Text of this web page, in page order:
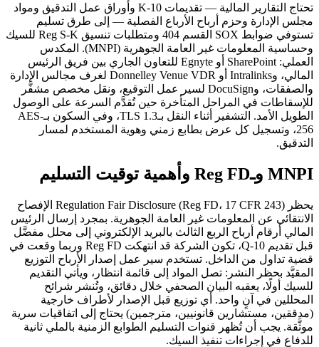
تحتاج التقارير المالية — تقديمات 10-K وأوراق عمل التدقيق ومواد
مجلس الإدارة وحزم أرباح الأرباع الفصلية — إلى طرق تسليم
تستوفي ضوابط SOX القسم 404 ومتطلبات تنسيق Reg S-K للسيك
وحساسية المعلومات غير العامة الجوهرية (MNPI). المكدس
العملي: SharePoint أو Egnyte للتعاون الجاري بين فريق الرئيس
المالي، وIntralinks أو Donnelley Venue VDR لغرف مجالس الإدارة
والصفقات، وDocuSign لسير عمل التوقيع، ونقل مخصص مشفَّر
للإسقاطات في المراحل المتأخرة حين تُقدَّم السرعة على الوصول
الطويل الأمد. التشفير أثناء النقل بـTLS 1.3، وفي السكون بـAES-
256، وتسجيل كل عرض بطابع زمني وهوية المستخدم لمسار
التدقيق.
MNPI وـReg FD وأهمية توقيت التسليم
يحظر Regulation Fair Disclosure (Reg FD، 17 CFR 243) الإفصاح
الانتقائي عن المعلومات غير العامة الجوهرية. بمجرد إرسال الرئيس
المالي أرقام أرباح الربع الثالث بالبريد الإلكتروني إلى محلل مفضَّل
قبل تقديم 10-Q، تكون الشركة قد انتهكت Reg FD وربما وقعت في
قضية تداول من الداخل. تستخدم سير عمل إصدار الأرباح التوزيع
المقيَّد بحظر النشر: تصل المواد إلى قائمة انتظار، ويأتي التقديم
للسيك أولًا، يعقبه البيان الصحفي خلال دقائق، وتُنشر شرائح
المحللين في آنٍ واحد. أي توزيع قبل الإصدار لأطراف خارجية
(مدققين، مستشارين قانونيين، مترجمين) يحتاج إلى اتفاقيات سرية
موثَّقة. يجب أن تُظهر قنوات التسليم الطوابع الزمنية بالملي ثانية
للدفاع في إجراءات تنفيذ السيك.